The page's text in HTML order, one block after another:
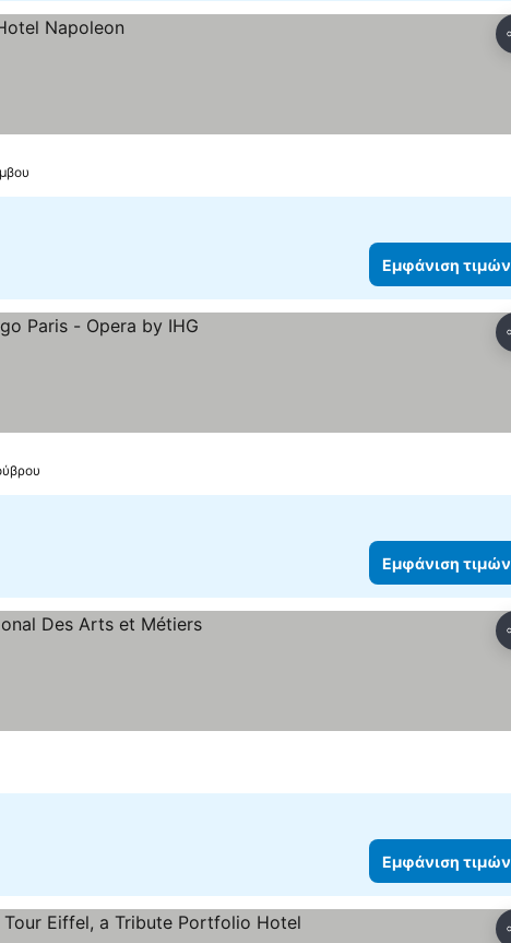
Εμφάνιση τιμών
Εμφάνιση τιμών
Εμφάνιση τιμών